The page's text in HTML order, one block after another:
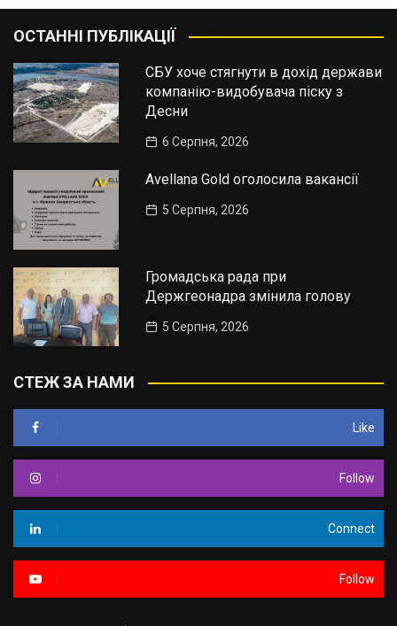
ОСТАННІ ПУБЛІКАЦІЇ
СБУ хоче стягнути в дохід держави
компанію-видобувача піску з
Десни
6 Серпня, 2026
Avellana Gold оголосила вакансії
5 Серпня, 2026
Громадська рада при
Держгеонадра змінила голову
5 Серпня, 2026
СТЕЖ ЗА НАМИ
Like
Follow
Connect
Follow